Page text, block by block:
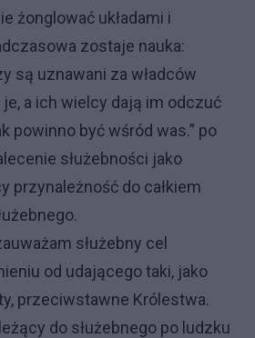
żonglować układami i
zostaje nauka:
są uznawani za władców
a ich wielcy dają im odczuć
powinno być wśród was.” po
służebności jako
przynależność do całkiem
służebny cel
od udającego taki, jako
przeciwstawne Królestwa.
do służebnego po ludzku